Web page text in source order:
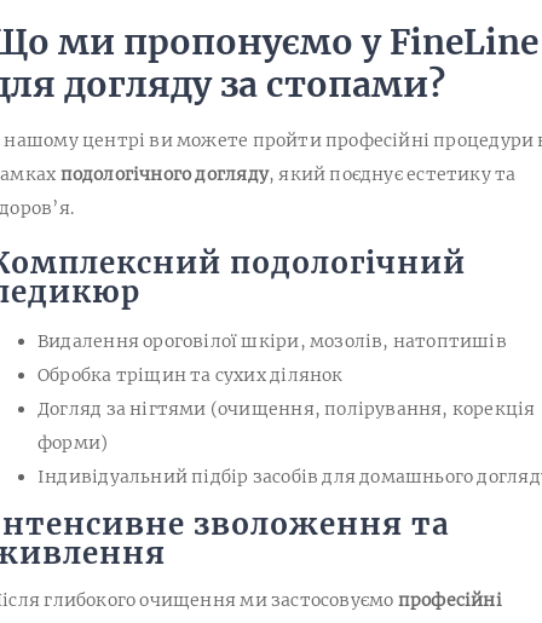
ми пропонуємо у FineLine
догляду за стопами?
нашому центрі ви можете пройти професійні процедури
подологічного догляду, який поєднує естетику та
подологічний
Видалення ороговілої шкіри, мозолів, натоптишів
Обробка тріщин та сухих ділянок
Догляд за нігтями (очищення, полірування, корекція
форми)
Індивідуальний підбір засобів для домашнього
зволоження та
глибокого очищення ми застосовуємо професійні